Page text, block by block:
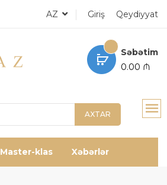
AZ Giriş Qeydiyyat
Səbətim
0.00 ₼
AXTAR
Master-klas Xəbərlər